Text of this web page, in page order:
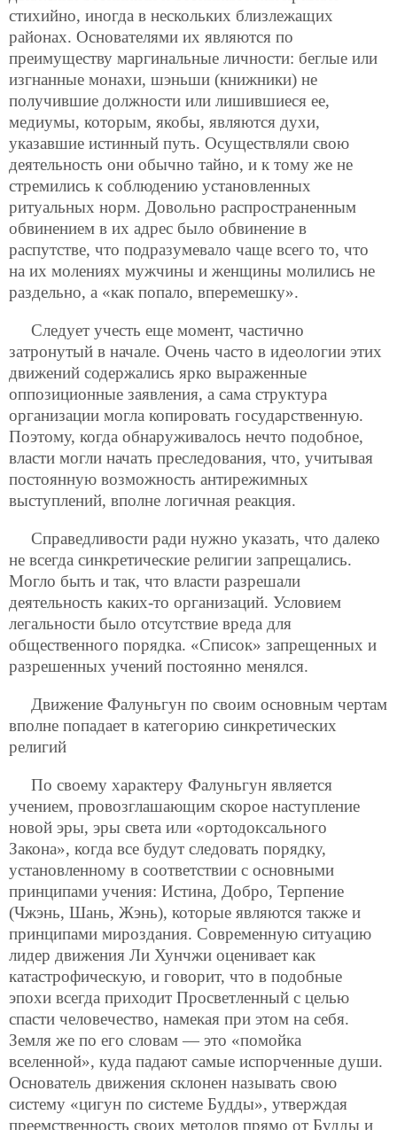
стихийно, иногда в нескольких близлежащих
районах. Основателями их являются по
преимуществу маргинальные личности: беглые или
изгнанные монахи, шэньши (книжники) не
получившие должности или лишившиеся ее,
медиумы, которым, якобы, являются духи,
указавшие истинный путь. Осуществляли свою
деятельность они обычно тайно, и к тому же не
стремились к соблюдению установленных
ритуальных норм. Довольно распространенным
обвинением в их адрес было обвинение в
распутстве, что подразумевало чаще всего то, что
на их молениях мужчины и женщины молились не
раздельно, а «как попало, вперемешку».
Следует учесть еще момент, частично
затронутый в начале. Очень часто в идеологии этих
движений содержались ярко выраженные
оппозиционные заявления, а сама структура
организации могла копировать государственную.
Поэтому, когда обнаруживалось нечто подобное,
власти могли начать преследования, что, учитывая
постоянную возможность антирежимных
выступлений, вполне логичная реакция.
Справедливости ради нужно указать, что далеко
не всегда синкретические религии запрещались.
Могло быть и так, что власти разрешали
деятельность каких-то организаций. Условием
легальности было отсутствие вреда для
общественного порядка. «Список» запрещенных и
разрешенных учений постоянно менялся.
Движение Фалуньгун по своим основным чертам
вполне попадает в категорию синкретических
религий
По своему характеру Фалуньгун является
учением, провозглашающим скорое наступление
новой эры, эры света или «ортодоксального
Закона», когда все будут следовать порядку,
установленному в соответствии с основными
принципами учения: Истина, Добро, Терпение
(Чжэнь, Шань, Жэнь), которые являются также и
принципами мироздания. Современную ситуацию
лидер движения Ли Хунчжи оценивает как
катастрофическую, и говорит, что в подобные
эпохи всегда приходит Просветленный с целью
спасти человечество, намекая при этом на себя.
Земля же по его словам — это «помойка
вселенной», куда падают самые испорченные души.
Основатель движения склонен называть свою
систему «цигун по системе Будды», утверждая
преемственность своих методов прямо от Будды и